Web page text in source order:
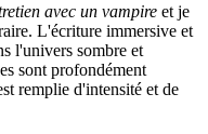
avec un vampire et je
L'écriture immersive et
l'univers sombre et
sont profondément
remplie d'intensité et de